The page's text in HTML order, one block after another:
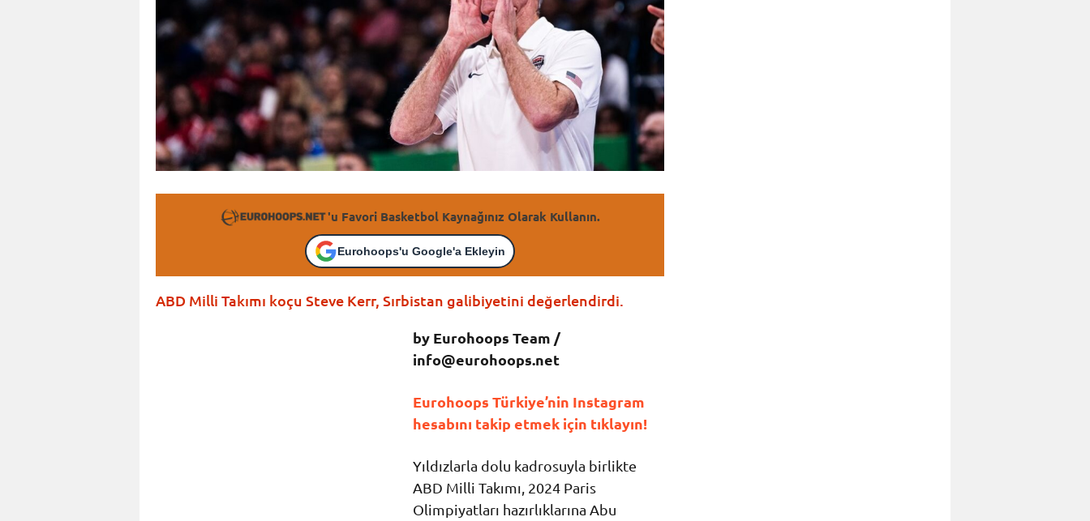
'u Favori Basketbol Kaynağınız Olarak Kullanın.
Eurohoops'u Google'a Ekleyin
ABD Milli Takımı koçu Steve Kerr, Sırbistan galibiyetini değerlendirdi.
by Eurohoops Team /
info@eurohoops.net
Eurohoops Türkiye’nin Instagram
hesabını takip etmek için tıklayın!
Yıldızlarla dolu kadrosuyla birlikte
ABD Milli Takımı, 2024 Paris
Olimpiyatları hazırlıklarına Abu